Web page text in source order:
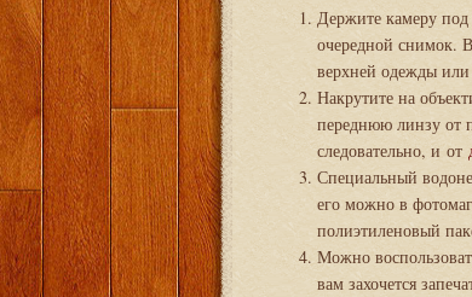
Держите камеру под
очередной снимок.
верхней одежды
Накрутите на
переднюю линзу от
следовательно, и от
Специальный
его можно в
полиэтиленовый
Можно
вам захочется